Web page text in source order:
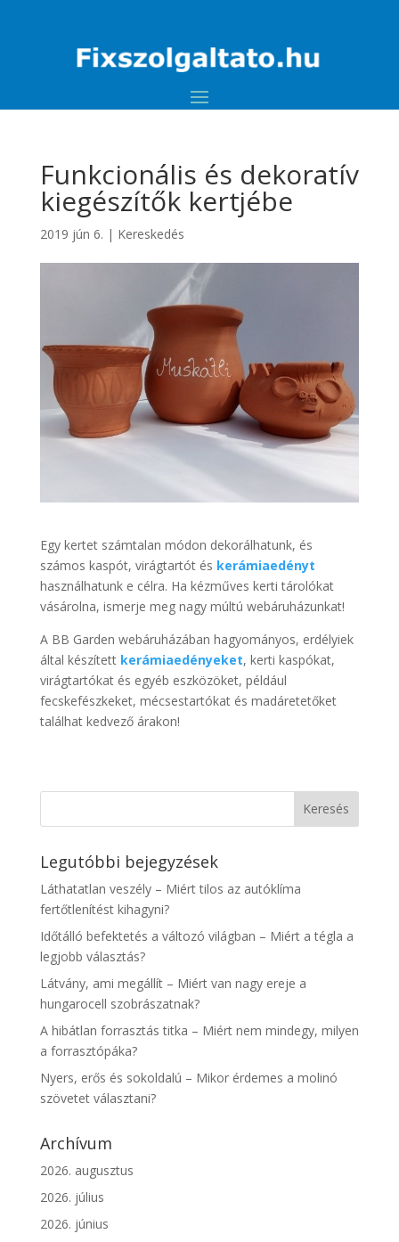
Funkcionális és dekoratív
kiegészítők kertjébe
2019 jún 6. | Kereskedés
Egy kertet számtalan módon dekorálhatunk, és
számos kaspót, virágtartót és kerámiaedényt
használhatunk e célra. Ha kézműves kerti tárolókat
vásárolna, ismerje meg nagy múltú webáruházunkat!
A BB Garden webáruházában hagyományos, erdélyiek
által készített kerámiaedényeket, kerti kaspókat,
virágtartókat és egyéb eszközöket, például
fecskefészkeket, mécsestartókat és madáretetőket
találhat kedvező árakon!
Legutóbbi bejegyzések
Láthatatlan veszély – Miért tilos az autóklíma
fertőtlenítést kihagyni?
Időtálló befektetés a változó világban – Miért a tégla a
legjobb választás?
Látvány, ami megállít – Miért van nagy ereje a
hungarocell szobrászatnak?
A hibátlan forrasztás titka – Miért nem mindegy, milyen
a forrasztópáka?
Nyers, erős és sokoldalú – Mikor érdemes a molinó
szövetet választani?
Archívum
2026. augusztus
2026. július
2026. június